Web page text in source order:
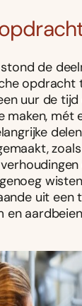
de
opdracht
uur de
maken, mét
uit een
en